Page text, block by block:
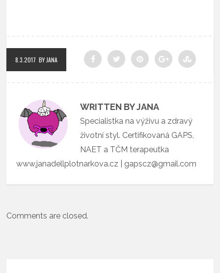
8.3.2017 BY JANA
WRITTEN BY JANA
Specialistka na výživu a zdravý
životní styl. Certifikovaná GAPS,
NAET a TČM terapeutka
www.janadellplotnarkova.cz | gapscz@gmail.com
Comments are closed.